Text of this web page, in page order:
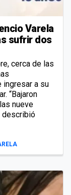
Varela
sufrir dos
cerca de las
ingresar a su
“Bajaron
nueve
describió